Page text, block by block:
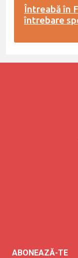
Întreabă în
întrebare
ABONEAZĂ-TE